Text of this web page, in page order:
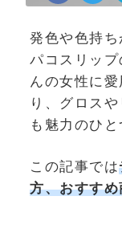
発色や色持
パコスリッ
んの女性に
り、グロス
も魅力のひと
この記事では
方、おすすめ